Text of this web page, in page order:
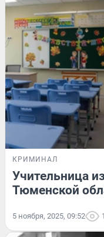
КРИМИНАЛ
Учительница
Тюменской
5 ноября, 2025, 09:52